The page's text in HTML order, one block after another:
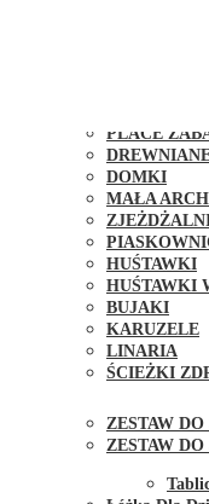
PLACE
DOMKI
MAŁA
HUŚTAWKI
HUŚTAWKI
BUJAKI
KARUZELE
LINARIA
ŚCIEŻKI
ZESTAW
ZESTAW